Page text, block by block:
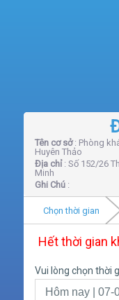
Tên cơ sở: Phòng
Huyên Thảo
Địa chỉ: Số 152/26
Minh
Ghi Chú:
Chọn thời gian
Hết thời gian
Vui lòng chọn thời